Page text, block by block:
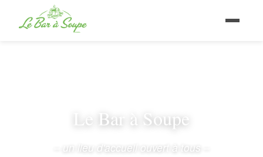
Le Bar à Soupe
– un lieu d'accueil ouvert à tous –